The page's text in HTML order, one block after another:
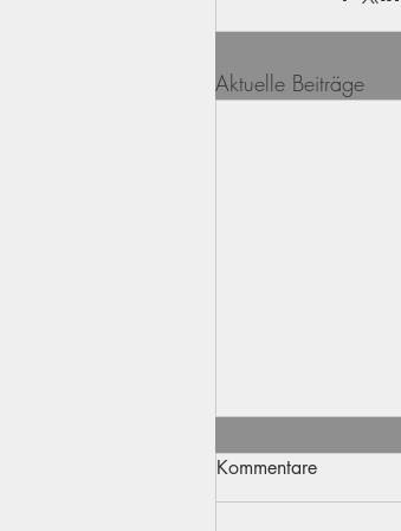
Aktuelle Beiträge
Kommentare